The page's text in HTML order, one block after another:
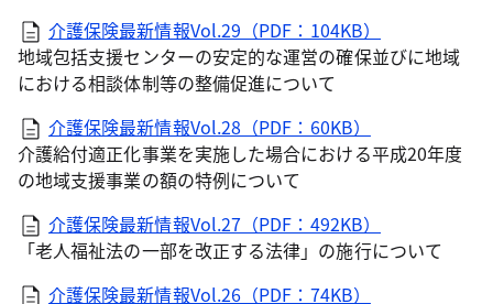
介護保険最新情報Vol.29（PDF：104KB）
地域包括支援センターの安定的な運営の確保並びに地域
における相談体制等の整備促進について
介護保険最新情報Vol.28（PDF：60KB）
介護給付適正化事業を実施した場合における平成20年度
の地域支援事業の額の特例について
介護保険最新情報Vol.27（PDF：492KB）
「老人福祉法の一部を改正する法律」の施行について
介護保険最新情報Vol.26（PDF：74KB）